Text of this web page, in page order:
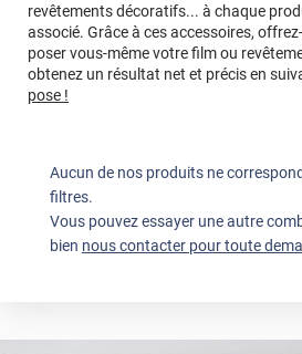
revêtements décoratifs... à chaque
associé. Grâce à ces accessoires,
poser vous-même votre film ou
obtenez un résultat net et précis en
pose !
Aucun de nos produits ne
filtres.
Vous pouvez essayer une autre
bien nous contacter pour toute